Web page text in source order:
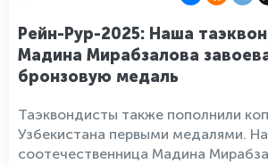
Рейн-Рур-2025: Наша
Мадина Мирабзалова
бронзовую медаль
Таэквондисты также пополнили
Узбекистана первыми медалями.
соотечественница Мадина